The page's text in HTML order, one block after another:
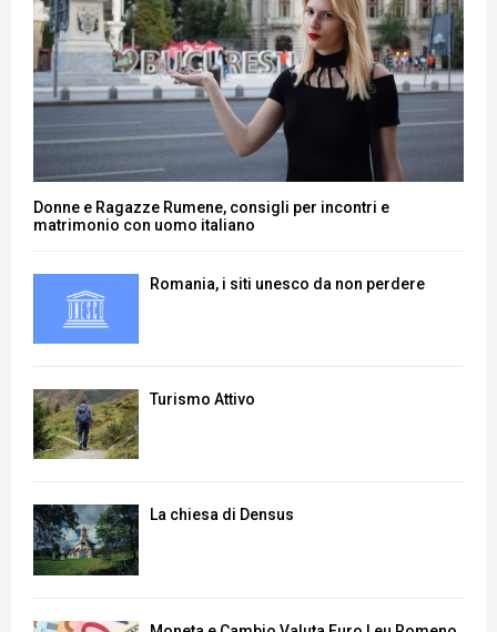
Donne e Ragazze Rumene, consigli per incontri e
matrimonio con uomo italiano
Romania, i siti unesco da non perdere
Turismo Attivo
La chiesa di Densus